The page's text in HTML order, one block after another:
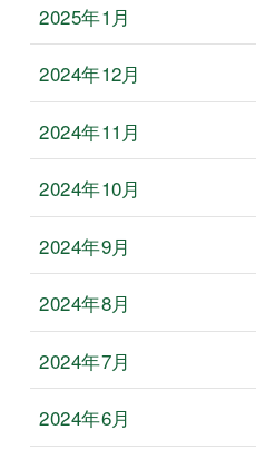
2025年1月
2024年12月
2024年11月
2024年10月
2024年9月
2024年8月
2024年7月
2024年6月